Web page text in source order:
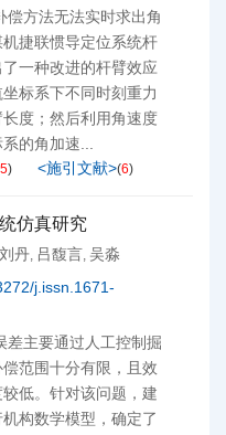
偿方法无法实时求出角
捷联惯导定位系统杆
一种改进的杆臂效应
标系下不同时刻重力
度；然后利用角速度
的角加速...
) <施引文献>(6)
仿真研究
刘丹, 吕馥言, 吴淼
j.issn.1671-
差主要通过人工控制掘
范围十分有限，且效
低。针对该问题，建
构数学模型，确定了